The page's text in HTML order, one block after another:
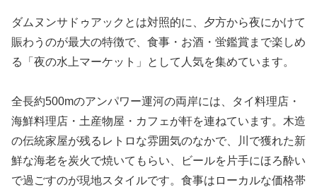
ダムヌンサドゥアックとは対照的に、夕方から夜にかけて
賑わうのが最大の特徴で、食事・お酒・蛍鑑賞まで楽しめ
る「夜の水上マーケット」として人気を集めています。
全長約500mのアンパワー運河の両岸には、タイ料理店・
海鮮料理店・土産物屋・カフェが軒を連ねています。木造
の伝統家屋が残るレトロな雰囲気のなかで、川で獲れた新
鮮な海老を炭火で焼いてもらい、ビールを片手にほろ酔い
で過ごすのが現地スタイルです。食事はローカルな価格帯